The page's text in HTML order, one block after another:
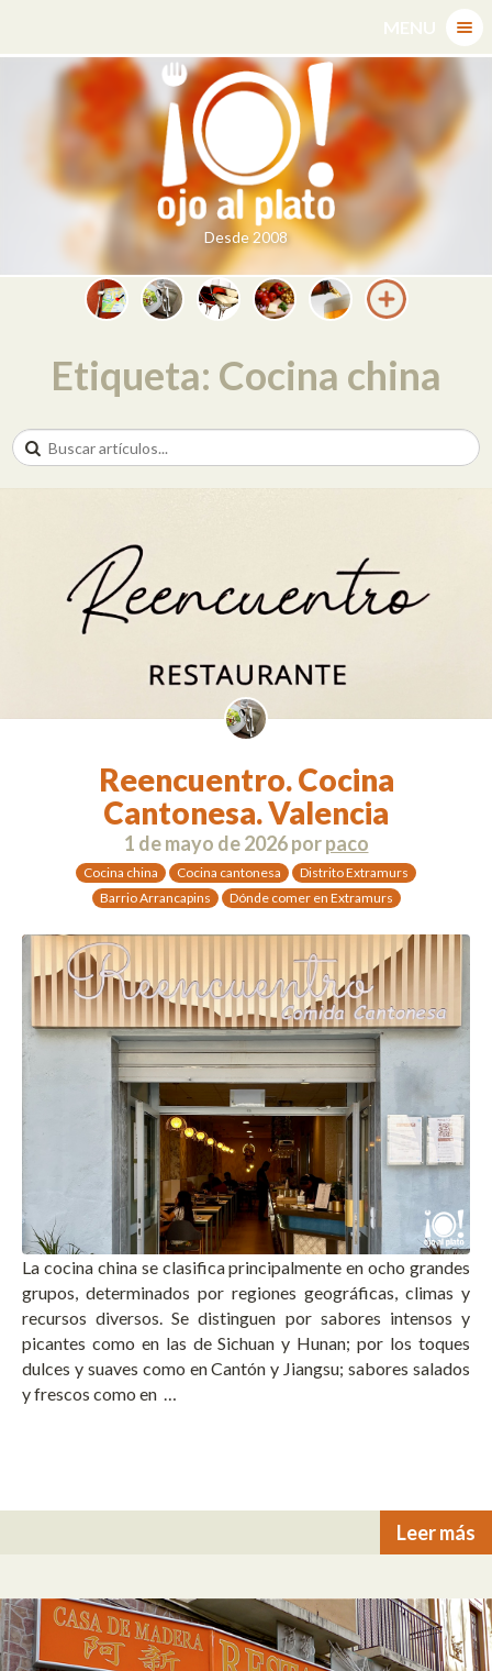
content
MENU
Desde 2008
Etiqueta: Cocina china
Reencuentro. Cocina
Cantonesa. Valencia
1 de mayo de 2026porpaco
Cocina china Cocina cantonesa
Distrito Extramurs
Barrio Arrancapins
Dónde comer en Extramurs
La cocina china se clasifica principalmente enocho grandes
grupos, determinados por regiones geográficas, climas y
recursos diversos. Se distinguen por sabores intensos y
picantes como en las de Sichuan y Hunan; por los toques
dulces y suaves como en Cantón y Jiangsu; sabores salados
y frescos como en …
Leer más